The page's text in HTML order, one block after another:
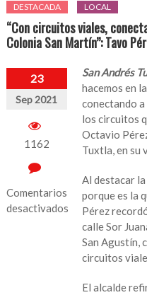
DESTACADA LOCAL
“Con circuitos viales,
Colonia San Martín”: Tavo
23
Sep 2021
1162
Comentarios
desactivados
San Andrés
hacemos en
conectando
los circuitos
Octavio
Tuxtla, en su
Al destacar
porque es la
Pérez
calle Sor
San Agustín,
circuitos
El alcalde